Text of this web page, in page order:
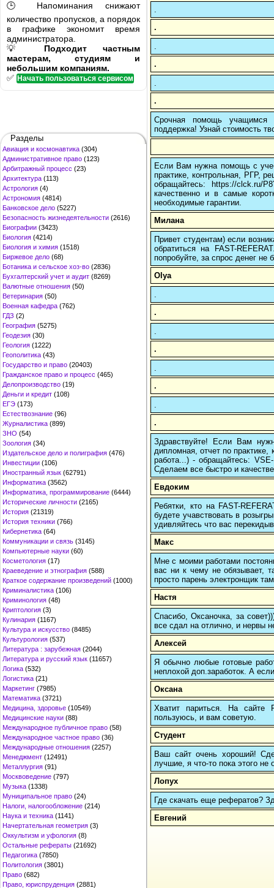
🕒 Напоминания снижают
количество пропусков, а порядок
в графике экономит время
администратора.
💡 Подходит частным
мастерам, студиям и
небольшим компаниям.
✅ Начать пользоваться сервисом
Разделы
Авиация и космонавтика (304)
Административное право (123)
Арбитражный процесс (23)
Архитектура (113)
Астрология (4)
Астрономия (4814)
Банковское дело (5227)
Безопасность жизнедеятельности (2616)
Биографии (3423)
Биология (4214)
Биология и химия (1518)
Биржевое дело (68)
Ботаника и сельское хоз-во (2836)
Бухгалтерский учет и аудит (8269)
Валютные отношения (50)
Ветеринария (50)
Военная кафедра (762)
ГДЗ (2)
География (5275)
Геодезия (30)
Геология (1222)
Геополитика (43)
Государство и право (20403)
Гражданское право и процесс (465)
Делопроизводство (19)
Деньги и кредит (108)
ЕГЭ (173)
Естествознание (96)
Журналистика (899)
ЗНО (54)
Зоология (34)
Издательское дело и полиграфия (476)
Инвестиции (106)
Иностранный язык (62791)
Информатика (3562)
Информатика, программирование (6444)
Исторические личности (2165)
История (21319)
История техники (766)
Кибернетика (64)
Коммуникации и связь (3145)
Компьютерные науки (60)
Косметология (17)
Краеведение и этнография (588)
Краткое содержание произведений (1000)
Криминалистика (106)
Криминология (48)
Криптология (3)
Кулинария (1167)
Культура и искусство (8485)
Культурология (537)
Литература : зарубежная (2044)
Литература и русский язык (11657)
Логика (532)
Логистика (21)
Маркетинг (7985)
Математика (3721)
Медицина, здоровье (10549)
Медицинские науки (88)
Международное публичное право (58)
Международное частное право (36)
Международные отношения (2257)
Менеджмент (12491)
Металлургия (91)
Москвоведение (797)
Музыка (1338)
Муниципальное право (24)
Налоги, налогообложение (214)
Наука и техника (1141)
Начертательная геометрия (3)
Оккультизм и уфология (8)
Остальные рефераты (21692)
Педагогика (7850)
Политология (3801)
Право (682)
Право, юриспруденция (2881)
.
.
.
Срочная помощь учащимся в
поддержка! Узнай стоимость
Если Вам нужна помощь с
практике, контрольная, РГР,
обращайтесь: https://clck.ru/
качественно и в самые
необходимые гарантии.
Милана
Привет студентам) если
обратиться на FAST-
попробуйте, за спрос денег не
Olya
.
.
.
.
Здравствуйте! Если Вам
дипломная, отчет по
работа...) - обращайтесь:
Сделаем все быстро и
Евдоким
Ребятки, кто на FAST-
будете учавствовать в
удивляйтесь что вас
Макс
Мне с моими работами
вас ни к чему не обязывает,
просто парень электронщик
Настя
Спасибо, Оксаночка, за
все сдал на отлично, и нервы
Алексей
Я обычно любые готовые
неплохой доп.заработок. А
Оксана
Хватит париться. На
пользуюсь, и вам советую.
Студент
Ваш сайт очень хороший!
лучшие, я что-то пока этого
Лопух
Где скачать еще рефератов?
Евгений